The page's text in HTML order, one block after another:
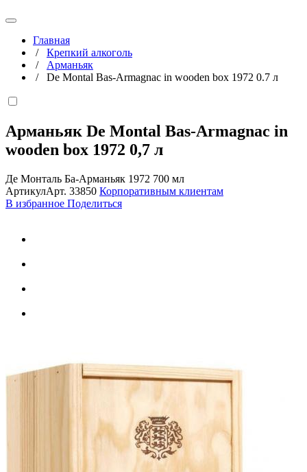
Главная
/ Крепкий алкоголь
/ Арманьяк
/ De Montal Bas-Armagnac in wooden box 1972 0.7 л
Арманьяк De Montal Bas-Armagnac in
wooden box 1972 0,7 л
Де Монталь Ба-Арманьяк 1972 700 мл
АртикулАрт. 33850 Корпоративным клиентам
В избранное Поделиться